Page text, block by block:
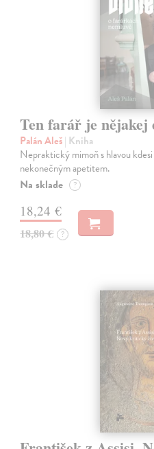
Ten farář je nějakej
Palán Aleš| Kniha
Nepraktický mimoň s hlavou
nekonečným apetitem.
Na sklade ?
18,24 €
18,80 € ?